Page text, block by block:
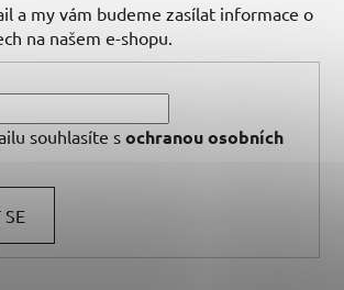
a my vám budeme zasílat informace o
na našem e-shopu.
souhlasíte s ochranou osobních